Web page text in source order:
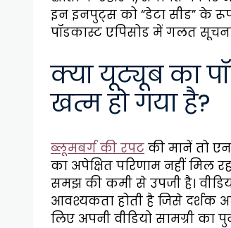
इन इनपुट्स को “डेटा सीड” के
पॉडकास्ट एपिसोड में गलत सूचना
क्या यूट्यूब का
खत्म हो गया है?
ब्लूमबर्ग की रपट की मानें तो
का अपेक्षित परिणाम नहीं मिल
समझ की कमी से उपजी है।
आवश्यकता होती है जिसे
लिए अपनी वीडियो सामग्री का